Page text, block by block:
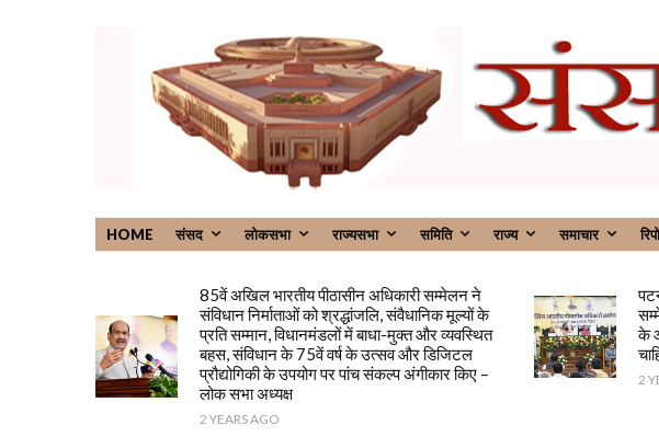
HOME संसद लोकसभा राज्यसभा समिति राज्य समाचार
85वें अखिल भारतीय पीठासीन अधिकारी सम्मेलन ने
संविधान निर्माताओं को श्रद्धांजलि, संवैधानिक मूल्यों के
प्रति सम्मान, विधानमंडलों में बाधा-मुक्त और व्यवस्थित
बहस, संविधान के 75वें वर्ष के उत्सव और डिजिटल
प्रौद्योगिकी के उपयोग पर पांच संकल्प अंगीकार किए –
लोक सभा अध्यक्ष
2 YEARS AGO
के
2